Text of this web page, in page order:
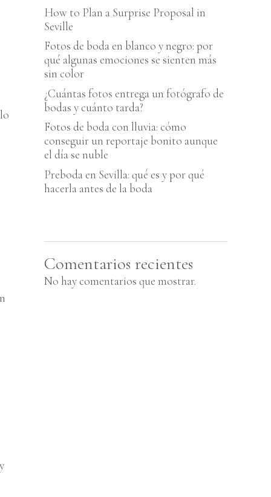
How to Plan a Surprise Proposal in
Seville
Fotos de boda en blanco y negro: por
qué algunas emociones se sienten más
sin color
¿Cuántas fotos entrega un fotógrafo de
bodas y cuánto tarda?
Fotos de boda con lluvia: cómo
conseguir un reportaje bonito aunque
el día se nuble
Preboda en Sevilla: qué es y por qué
hacerla antes de la boda
Comentarios recientes
No hay comentarios que mostrar.